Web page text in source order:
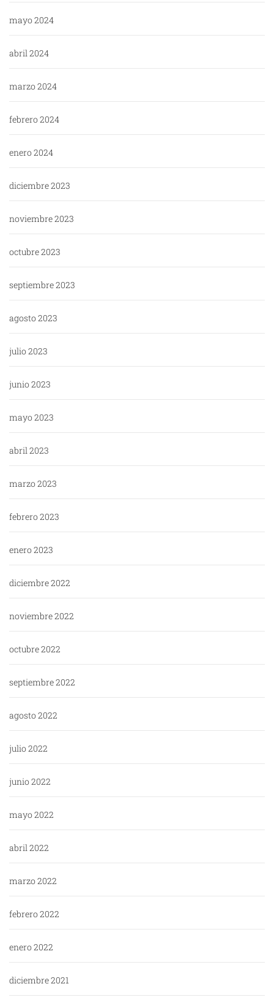
mayo 2024
abril 2024
marzo 2024
febrero 2024
enero 2024
diciembre 2023
noviembre 2023
octubre 2023
septiembre 2023
agosto 2023
julio 2023
junio 2023
mayo 2023
abril 2023
marzo 2023
febrero 2023
enero 2023
diciembre 2022
noviembre 2022
octubre 2022
septiembre 2022
agosto 2022
julio 2022
junio 2022
mayo 2022
abril 2022
marzo 2022
febrero 2022
enero 2022
diciembre 2021